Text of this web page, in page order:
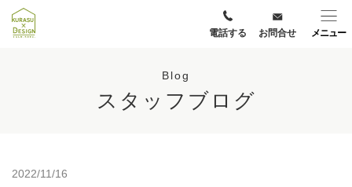
メニュー
電話する お問合せ
Blog
スタッフブログ
2022/11/16